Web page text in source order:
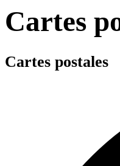
Cartes
Cartes postales